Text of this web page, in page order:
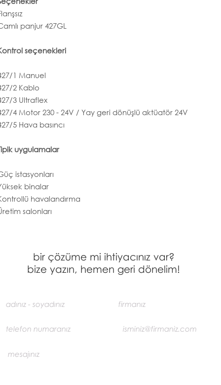
panjur 427GL
seçenekleri
1 Manuel
2 Kablo
3 Ultraflex
4 Motor 230 - 24V / Yay geri dönüşlü aktüatör 24V
5 Hava basıncı
uygulamalar
istasyonları
binalar
havalandırma
salonları
bir çözüme mi ihtiyacınız var?
bize yazın, hemen geri dönelim!